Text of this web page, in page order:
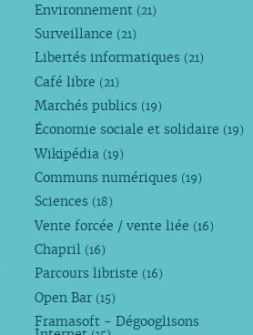
Environnement (21)
Surveillance (21)
Libertés informatiques (21)
Café libre (21)
Marchés publics (19)
Économie sociale et solidaire (19)
Wikipédia (19)
Communs numériques (19)
Sciences (18)
Vente forcée / vente liée (16)
Chapril (16)
Parcours libriste (16)
Open Bar (15)
Framasoft - Dégooglisons